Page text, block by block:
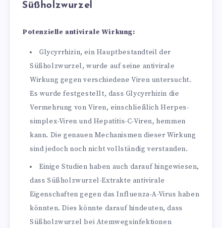
Süßholzwurzel
Potenzielle antivirale Wirkung:
Glycyrrhizin, ein Hauptbestandteil der
Süßholzwurzel, wurde auf seine antivirale
Wirkung gegen verschiedene Viren untersucht.
Es wurde festgestellt, dass Glycyrrhizin die
Vermehrung von Viren, einschließlich Herpes-
simplex-Viren und Hepatitis-C-Viren, hemmen
kann. Die genauen Mechanismen dieser Wirkung
sind jedoch noch nicht vollständig verstanden.
Einige Studien haben auch darauf hingewiesen,
dass Süßholzwurzel-Extrakte antivirale
Eigenschaften gegen das Influenza-A-Virus haben
könnten. Dies könnte darauf hindeuten, dass
Süßholzwurzel bei Atemwegsinfektionen